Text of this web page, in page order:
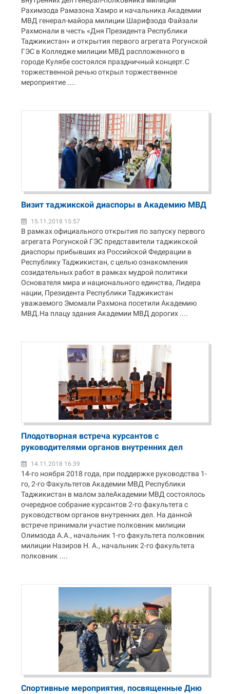
Рахимзода Рамазона Хамро и начальника Академии
МВД генерал-майора милиции Шарифзода Файзали
Рахмонали в честь «Дня Президента Республики
Таджикистан» и открытия первого агрегата Рогунской
ГЭС в Колледже милиции МВД распложенного в
городе Кулябе состоялся праздничный концерт.С
торжественной речью открыл торжественное
мероприятие ....
Визит таджикской диаспоры в Академию МВД
15.11.2018 15:57
В рамках официального открытия по запуску первого
агрегата Рогунской ГЭС представители таджикской
диаспоры прибывших из Российской Федерации в
Республику Таджикистан, с целью ознакомления
созидательных работ в рамках мудрой политики
Основателя мира и национального единства, Лидера
нации, Президента Республики Таджикистан
уважаемого Эмомали Рахмона посетили Академию
МВД.На плацу здания Академии МВД дорогих ....
Плодотворная встреча курсантов с
руководителями органов внутренних дел
14.11.2018 16:39
14-го ноября 2018 года, при поддержке руководства 1-
го, 2-го Факультетов Академии МВД Республики
Таджикистан в малом залеАкадемии МВД состоялось
очередное собрание курсантов 2-го факультета с
руководством органов внутренних дел. На данной
встрече принимали участие полковник милиции
Олимзода А.А., начальник 1-го факультета полковник
милиции Назиров Н. А., начальник 2-го факультета
полковник ....
Спортивные мероприятия, посвященные Дню